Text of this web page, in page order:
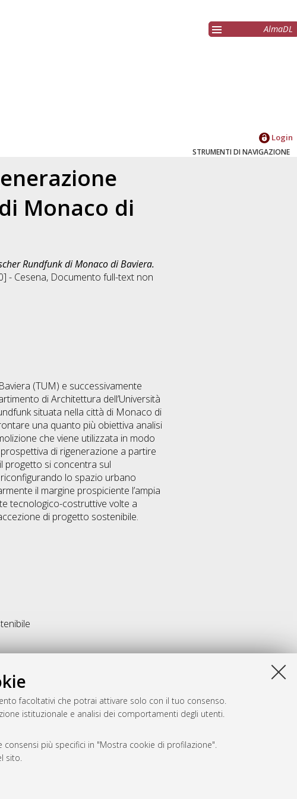
facoltativi che potrai attivare solo con il tuo consenso.
istituzionale e analisi dei comportamenti degli utenti.
più specifici in "Mostra cookie di profilazione".
sito.
AlmaDL
Login
STRUMENTI DI NAVIGAZIONE
Monaco di
Rundfunk di Monaco di Baviera.
- Cesena, Documento full-text non
(TUM) e successivamente
di Architettura dell’Università
situata nella città di Monaco di
una quanto più obiettiva analisi
che viene utilizzata in modo
di rigenerazione a partire
progetto si concentra sul
lo spazio urbano
il margine prospiciente l’ampia
tecnologico-costruttive volte a
di progetto sostenibile.